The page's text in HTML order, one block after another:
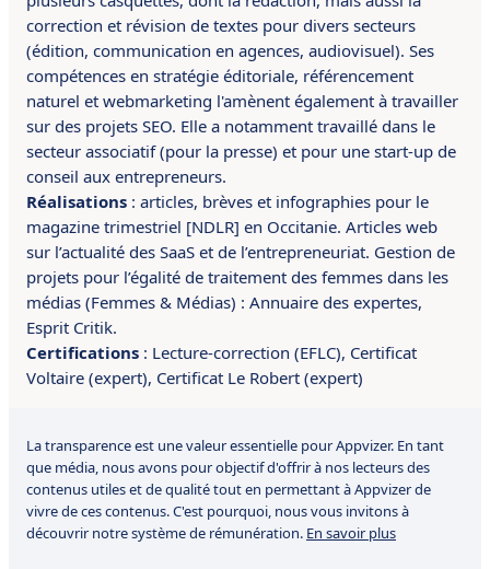
correction et révision de textes pour divers secteurs
(édition, communication en agences, audiovisuel). Ses
compétences en stratégie éditoriale, référencement
naturel et webmarketing l'amènent également à travailler
sur des projets SEO. Elle a notamment travaillé dans le
secteur associatif (pour la presse) et pour une start-up de
conseil aux entrepreneurs.
Réalisations : articles, brèves et infographies pour le
magazine trimestriel [NDLR] en Occitanie. Articles web
sur l’actualité des SaaS et de l’entrepreneuriat. Gestion de
projets pour l’égalité de traitement des femmes dans les
médias (Femmes & Médias) : Annuaire des expertes,
Esprit Critik.
Certifications : Lecture-correction (EFLC), Certificat
Voltaire (expert), Certificat Le Robert (expert)
La transparence est une valeur essentielle pour Appvizer. En tant
que média, nous avons pour objectif d'offrir à nos lecteurs des
contenus utiles et de qualité tout en permettant à Appvizer de
vivre de ces contenus. C'est pourquoi, nous vous invitons à
découvrir notre système de rémunération. En savoir plus